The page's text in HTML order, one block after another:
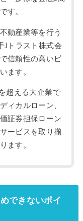
す。
動産業等を行う
Jトラスト株式会
信頼性の高いビ
ます。
超える大企業で
ィカルローン、
証券担保ローン
ービスを取り揃
ます。
できないポイ